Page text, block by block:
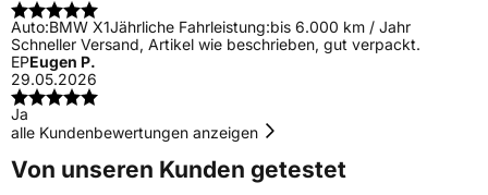
Auto:BMW X1Jährliche Fahrleistung:bis 6.000 km / Jahr
Schneller Versand, Artikel wie beschrieben, gut verpackt.
EPEugen P.
29.05.2026
Ja
alle Kundenbewertungen anzeigen
Von unseren Kunden getestet